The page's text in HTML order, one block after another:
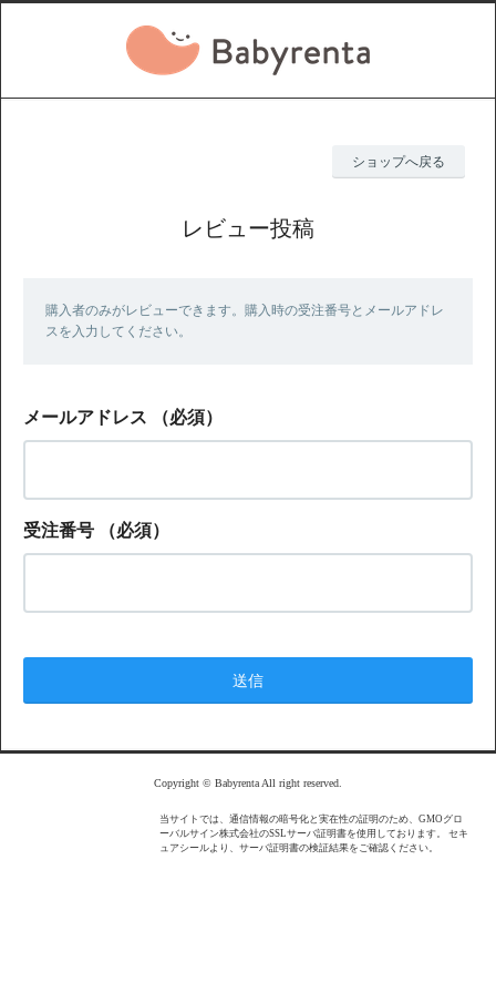
ショップへ戻る
レビュー投稿
購入者のみがレビューできます。購入時の受注番号とメールアドレ
スを入力してください。
メールアドレス （必須）
受注番号 （必須）
Copyright © Babyrenta All right reserved.
当サイトでは、通信情報の暗号化と実在性の証明のため、GMOグロ
ーバルサイン株式会社のSSLサーバ証明書を使用しております。 セキ
ュアシールより、サーバ証明書の検証結果をご確認ください。